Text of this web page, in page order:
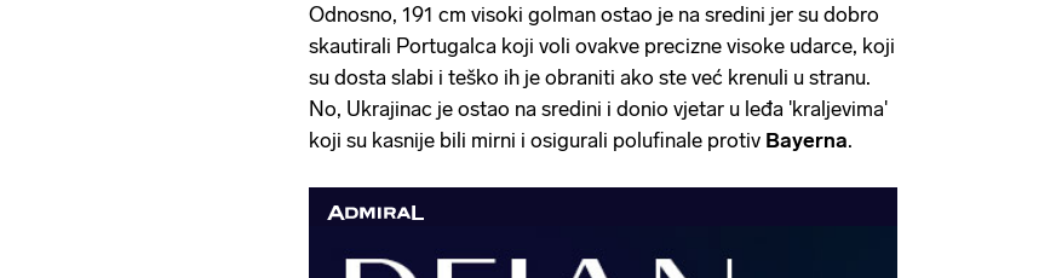
Odnosno, 191 cm visoki golman ostao je na sredini jer su dobro
skautirali Portugalca koji voli ovakve precizne visoke udarce, koji
su dosta slabi i teško ih je obraniti ako ste već krenuli u stranu.
No, Ukrajinac je ostao na sredini i donio vjetar u leđa 'kraljevima'
koji su kasnije bili mirni i osigurali polufinale protiv Bayerna.